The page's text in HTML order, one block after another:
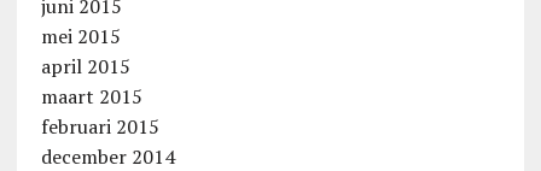
juni 2015
mei 2015
april 2015
maart 2015
februari 2015
december 2014